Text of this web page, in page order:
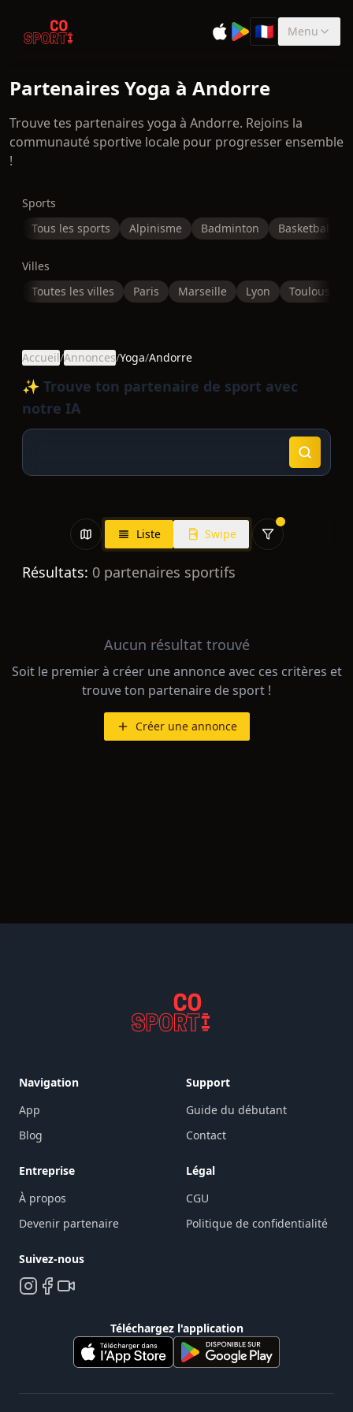
🇫🇷Sélectionner la
Menu
Partenaires Yoga à Andorre
Trouve tes partenaires yoga à Andorre. Rejoins la
communauté sportive locale pour progresser ensemble
!
Sports
Tous les sports
Alpinisme Badminton Basketball
Villes
Toutes les villes
Paris Marseille Lyon Toulouse
Accueil/Annonces/Yoga/Andorre
✨ Trouve ton partenaire de sport avec
notre IA
Liste Swipe
Résultats: 0 partenaires sportifs
Aucun résultat trouvé
Soit le premier à créer une annonce avec ces critères et
trouve ton partenaire de sport !
Créer une annonce
Navigation
App
Blog
Support
Guide du débutant
Contact
Entreprise
À propos
Devenir partenaire
Légal
CGU
Politique de confidentialité
Suivez-nous
Téléchargez l'application